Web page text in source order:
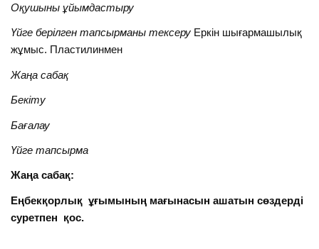
Оқушыны ұйымдастыру
Үйге берілген тапсырманы тексеру Еркін шығармашылық
жұмыс. Пластилинмен
Жаңа сабақ
Бекіту
Бағалау
Үйге тапсырма
Жаңа сабақ:
Еңбекқорлық ұғымының мағынасын ашатын сөздерді
суретпен қос.